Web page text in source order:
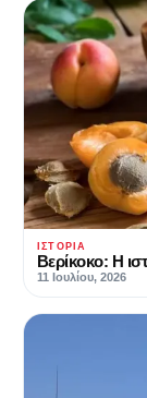
ΙΣΤΟΡΊΑ
Βερίκοκο: Η
11 Ιουλίου, 2026